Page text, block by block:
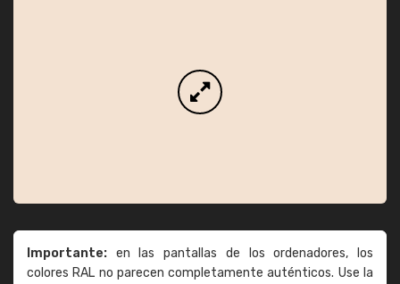
Importante: en las pantallas de los ordenadores, los
colores RAL no parecen completamente auténticos. Use la